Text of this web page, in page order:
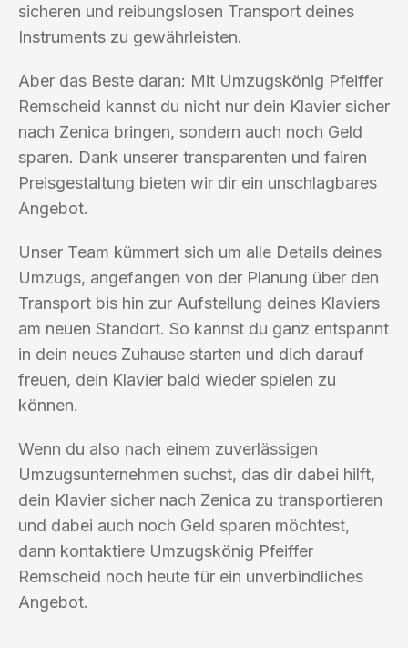
sicheren und reibungslosen Transport deines
Instruments zu gewährleisten.
Aber das Beste daran: Mit Umzugskönig Pfeiffer
Remscheid kannst du nicht nur dein Klavier sicher
nach Zenica bringen, sondern auch noch Geld
sparen. Dank unserer transparenten und fairen
Preisgestaltung bieten wir dir ein unschlagbares
Angebot.
Unser Team kümmert sich um alle Details deines
Umzugs, angefangen von der Planung über den
Transport bis hin zur Aufstellung deines Klaviers
am neuen Standort. So kannst du ganz entspannt
in dein neues Zuhause starten und dich darauf
freuen, dein Klavier bald wieder spielen zu
können.
Wenn du also nach einem zuverlässigen
Umzugsunternehmen suchst, das dir dabei hilft,
dein Klavier sicher nach Zenica zu transportieren
und dabei auch noch Geld sparen möchtest,
dann kontaktiere Umzugskönig Pfeiffer
Remscheid noch heute für ein unverbindliches
Angebot.